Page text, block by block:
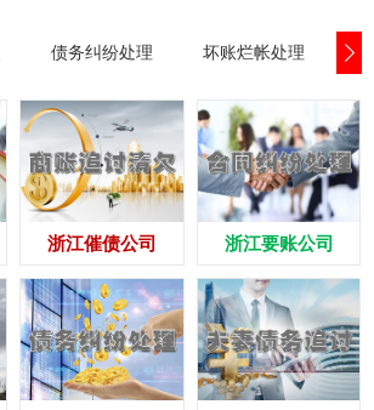
债务纠纷处理 坏账烂帐处理
浙江催债公司 浙江要账公司